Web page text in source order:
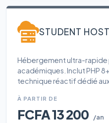
STUDENT
Hébergement ultra-rapide
académiques. Inclut PHP
technique réactif dédié
À PARTIR DE
FCFA 13 200 /an